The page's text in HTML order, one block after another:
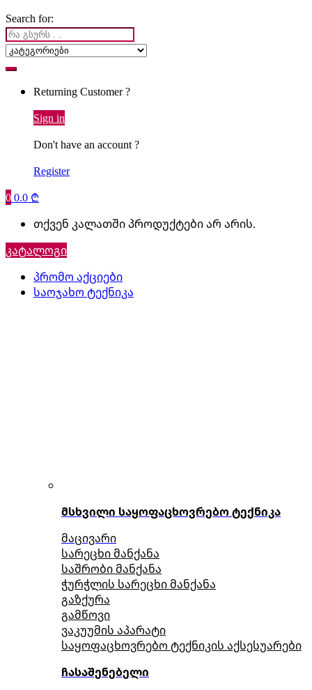
Search for:
Returning Customer ?
Sign in
Don't have an account ?
Register
00.0 ₾
თქვენ კალათში პროდუქტები არ არის.
კატალოგი
პრომო აქციები
საოჯახო ტექნიკა
მსხვილი საყოფაცხოვრებო ტექნიკა
მაცივარი
სარეცხი მანქანა
საშრობი მანქანა
ჭურჭლის სარეცხი მანქანა
გაზქურა
გამწოვი
ვაკუუმის აპარატი
საყოფაცხოვრებო ტექნიკის აქსესუარები
ჩასაშენებელი